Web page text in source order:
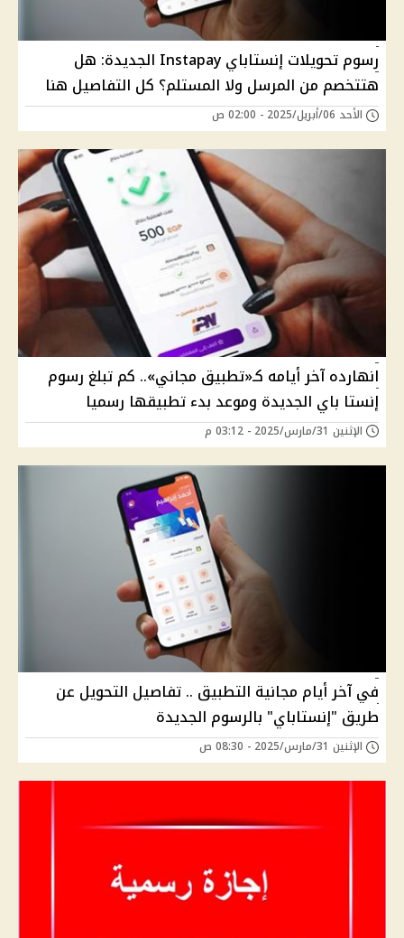
رسوم تحويلات إنستاباي Instapay الجديدة: هل
هتتخصم من المرسل ولا المستلم؟ كل التفاصيل هنا
الأحد 06/أبريل/2025 - 02:00 ص
انهارده آخر أيامه كـ«تطبيق مجاني».. كم تبلغ رسوم
إنستا باي الجديدة وموعد بدء تطبيقها رسميا
الإثنين 31/مارس/2025 - 03:12 م
في آخر أيام مجانية التطبيق .. تفاصيل التحويل عن
طريق "إنستاباي" بالرسوم الجديدة
الإثنين 31/مارس/2025 - 08:30 ص